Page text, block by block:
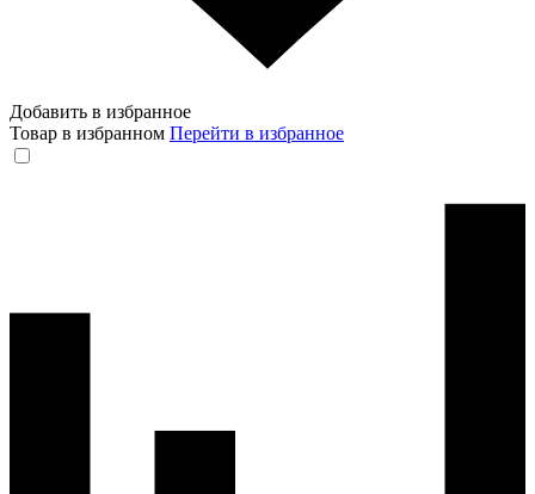
Добавить в избранное
Товар в избранном Перейти в избранное